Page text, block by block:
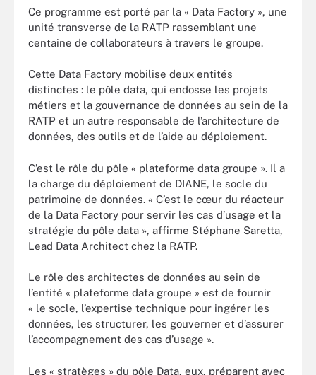
Ce programme est porté par la « Data Factory », une
unité transverse de la RATP rassemblant une
centaine de collaborateurs à travers le groupe.
Cette Data Factory mobilise deux entités
distinctes : le pôle data, qui endosse les projets
métiers et la gouvernance de données au sein de la
RATP et un autre responsable de l’architecture de
données, des outils et de l’aide au déploiement.
C’est le rôle du pôle « plateforme data groupe ». Il a
la charge du déploiement de DIANE, le socle du
patrimoine de données. « C’est le cœur du réacteur
de la Data Factory pour servir les cas d’usage et la
stratégie du pôle data », affirme Stéphane Saretta,
Lead Data Architect chez la RATP.
Le rôle des architectes de données au sein de
l’entité « plateforme data groupe » est de fournir
« le socle, l’expertise technique pour ingérer les
données, les structurer, les gouverner et d’assurer
l’accompagnement des cas d’usage ».
Les « stratèges » du pôle Data, eux, préparent avec